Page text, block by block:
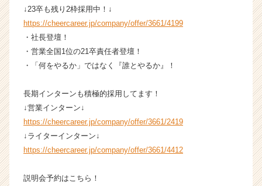
↓23卒も残り2枠採用中！↓
https://cheercareer.jp/company/offer/3661/4199
・社長登壇！
・営業全国1位の21卒責任者登壇！
・「何をやるか」ではなく『誰とやるか』！
長期インターンも積極的採用してます！
↓営業インターン↓
https://cheercareer.jp/company/offer/3661/2419
↓ライターインターン↓
https://cheercareer.jp/company/offer/3661/4412
説明会予約はこちら！